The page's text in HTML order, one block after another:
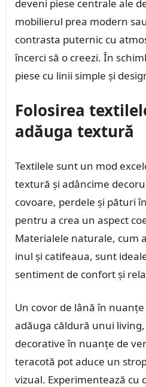
deveni piese centrale ale
mobilierul prea modern
contrasta puternic cu
încerci să o creezi. În
piese cu linii simple și
Folosirea
adăuga textură
Textilele sunt un mod
textură și adâncime
covoare, perdele și pături
pentru a crea un aspect
Materialele naturale, cum
inul și catifeaua, sunt
sentiment de confort și
Un covor de lână în
adăuga căldură unui
decorative în nuanțe de
teracotă pot aduce un
vizual. Experimentează cu